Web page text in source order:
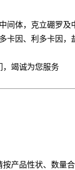
间体，克立硼罗
因、利多卡因
，竭诚为您服务
产品性状、数量合